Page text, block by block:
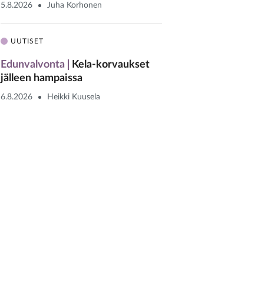
5.8.2026 Juha Korhonen
UUTISET
Edunvalvonta
Kela-korvaukset
jälleen hampaissa
6.8.2026 Heikki Kuusela